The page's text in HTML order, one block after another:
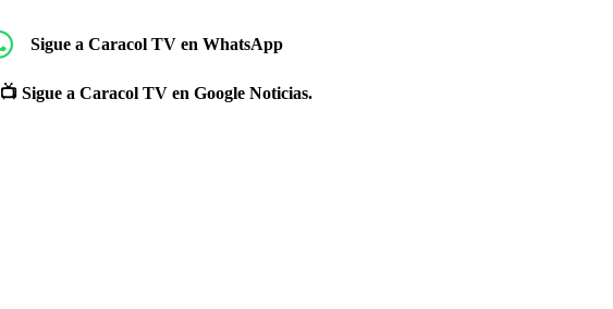
Sigue a Caracol TV en WhatsApp
📺 Sigue a Caracol TV en Google Noticias.